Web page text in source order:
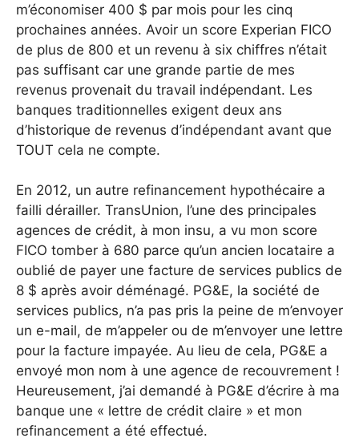
m’économiser 400 $ par mois pour les cinq
prochaines années. Avoir un score Experian FICO
de plus de 800 et un revenu à six chiffres n’était
pas suffisant car une grande partie de mes
revenus provenait du travail indépendant. Les
banques traditionnelles exigent deux ans
d’historique de revenus d’indépendant avant que
TOUT cela ne compte.
En 2012, un autre refinancement hypothécaire a
failli dérailler. TransUnion, l’une des principales
agences de crédit, à mon insu, a vu mon score
FICO tomber à 680 parce qu’un ancien locataire a
oublié de payer une facture de services publics de
8 $ après avoir déménagé. PG&E, la société de
services publics, n’a pas pris la peine de m’envoyer
un e-mail, de m’appeler ou de m’envoyer une lettre
pour la facture impayée. Au lieu de cela, PG&E a
envoyé mon nom à une agence de recouvrement !
Heureusement, j’ai demandé à PG&E d’écrire à ma
banque une « lettre de crédit claire » et mon
refinancement a été effectué.